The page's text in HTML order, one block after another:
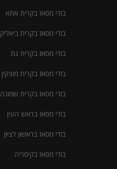
בודי מסאז בקרית אתא
בודי מסאז בקרית ביאליק
בודי מסאז בקרית גת
בודי מסאז בקרית מוצקין
בודי מסאז בקרית שמונה
בודי מסאז בראש העין
בודי מסאז בראשון לציון
בודי מסאז בקיסריה